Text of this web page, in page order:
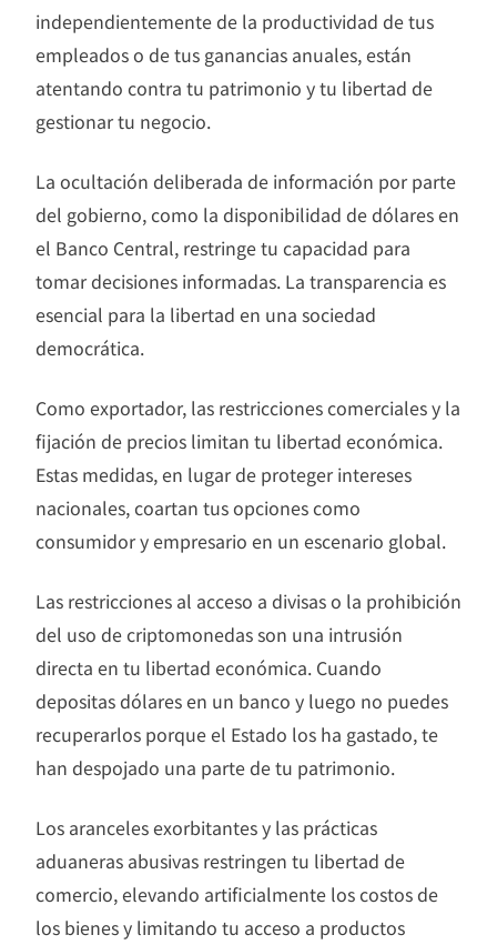
independientemente de la productividad de tus
empleados o de tus ganancias anuales, están
atentando contra tu patrimonio y tu libertad de
gestionar tu negocio.
La ocultación deliberada de información por parte
del gobierno, como la disponibilidad de dólares en
el Banco Central, restringe tu capacidad para
tomar decisiones informadas. La transparencia es
esencial para la libertad en una sociedad
democrática.
Como exportador, las restricciones comerciales y la
fijación de precios limitan tu libertad económica.
Estas medidas, en lugar de proteger intereses
nacionales, coartan tus opciones como
consumidor y empresario en un escenario global.
Las restricciones al acceso a divisas o la prohibición
del uso de criptomonedas son una intrusión
directa en tu libertad económica. Cuando
depositas dólares en un banco y luego no puedes
recuperarlos porque el Estado los ha gastado, te
han despojado una parte de tu patrimonio.
Los aranceles exorbitantes y las prácticas
aduaneras abusivas restringen tu libertad de
comercio, elevando artificialmente los costos de
los bienes y limitando tu acceso a productos